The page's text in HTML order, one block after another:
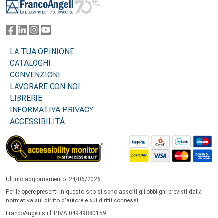
LA TUA OPINIONE
CATALOGHI
CONVENZIONI
LAVORARE CON NOI
LIBRERIE
INFORMATIVA PRIVACY
ACCESSIBILITÁ
Ultimo aggiornamento: 24/06/2026
Per le opere presenti in questo sito si sono assolti gli obblighi previsti dalla
normativa sul diritto d'autore e sui diritti connessi.
FrancoAngeli s.r.l. P.IVA 04949880159